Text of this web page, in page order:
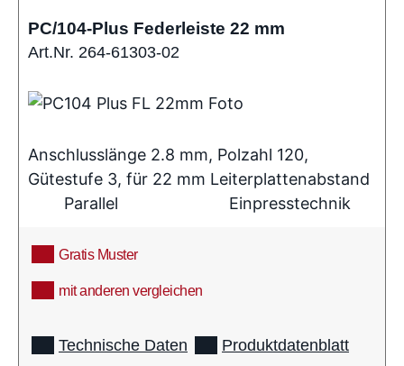
PC/104-Plus Federleiste 22 mm
Art.Nr. 264-61303-02
Anschlusslänge 2.8 mm, Polzahl 120,
Gütestufe 3, für 22 mm Leiterplattenabstand
Parallel
Einpresstechnik
Gratis Muster
mit anderen vergleichen
Technische Daten Produktdatenblatt